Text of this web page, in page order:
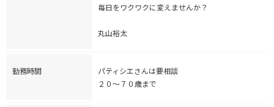
毎日をワクワクに変えませんか？
丸山裕太
勤務時間
パティシエさんは要相談
２０〜７０歳まで